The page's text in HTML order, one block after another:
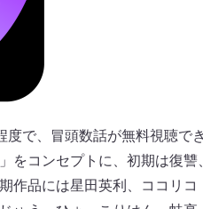
度で、冒頭数話が無料視聴
をコンセプトに、初期は復
作品には星田英利、ココリ